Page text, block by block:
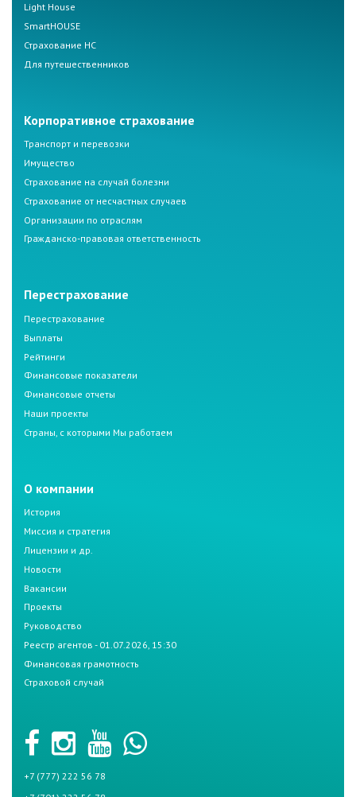
Light House
SmartHOUSE
Страхование НС
Для путешественников
Корпоративное страхование
Транспорт и перевозки
Имущество
Страхование на случай болезни
Страхование от несчастных случаев
Организации по отраслям
Гражданско-правовая ответственность
Перестрахование
Перестрахование
Выплаты
Рейтинги
Финансовые показатели
Финансовые отчеты
Наши проекты
Страны, с которыми Мы работаем
О компании
История
Миссия и стратегия
Лицензии и др.
Новости
Вакансии
Проекты
Руководство
Реестр агентов - 01.07.2026, 15:30
Финансовая грамотность
Страховой случай
+7 (777) 222 56 78